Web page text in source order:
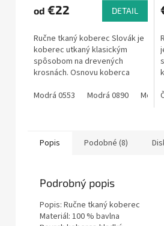
od €22 DETAIL
Ručne tkaný koberec Slovák je
koberec utkaný klasickým
spôsobom na drevených
krosnách. Osnovu koberca
do útku (materiál, ktorý sa
Modrá 0553 Modrá 0890
Popis Podobné (8)
Podrobný popis
Popis: Ručne tkaný koberec
Materiál: 100 % bavlna